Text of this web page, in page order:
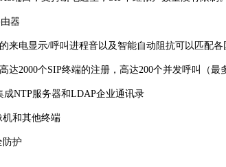
器
来电显示/呼叫进程音以及智能自动阻抗可以匹配各
2000个SIP终端的注册，高达200个并发呼叫（
NTP服务器和LDAP企业通讯录
机和其他终端
防护